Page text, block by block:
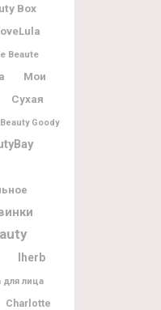
Box
Beaute
Мои
Сухая
Goody
Iherb
для лица
Charlotte